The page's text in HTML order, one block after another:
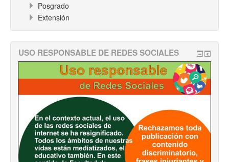
Posgrado
Extensión
USO RESPONSABLE DE REDES SOCIALES